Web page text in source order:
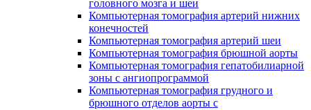
головного мозга и шеи
Компьютерная томография артерий нижних
конечностей
Компьютерная томография артерий шеи
Компьютерная томография брюшной аорты
Компьютерная томография гепатобилиарной
зоны с ангиопрограммой
Компьютерная томография грудного и
брюшного отделов аорты с